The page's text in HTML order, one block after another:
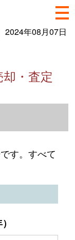
2024年08月07日
・査定
2023年1～
す。すべて